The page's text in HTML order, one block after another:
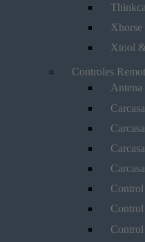
Xhorse
Xtool
Controles